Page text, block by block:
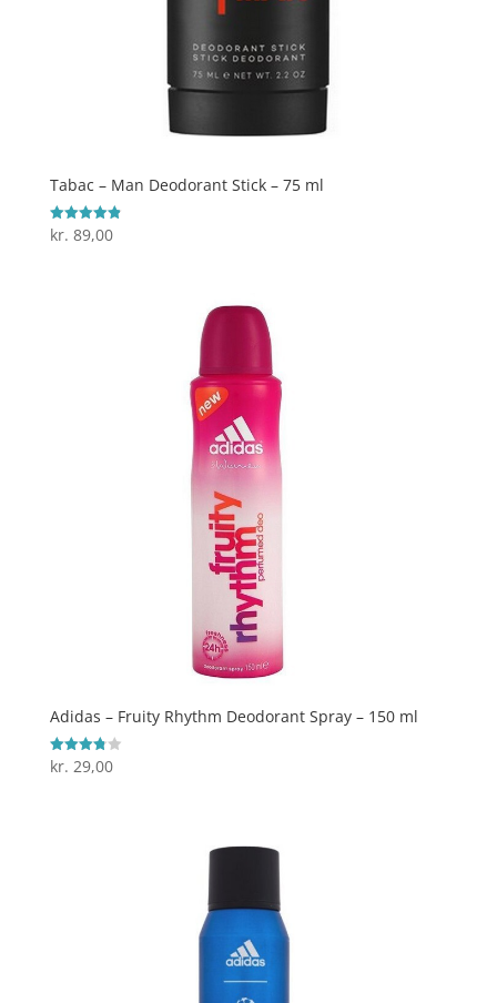
Tabac – Man Deodorant Stick – 75 ml
Vurderet
4.9
kr. 89,00
Adidas – Fruity Rhythm Deodorant Spray – 150 ml
Vurderet
3.8
kr. 29,00